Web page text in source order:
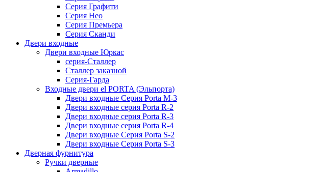
Серия Графити
Серия Нео
Серия Премьера
Серия Сканди
Двери входные
Двери входные Юркас
серия-Сталлер
Сталлер заказной
Серия-Гарда
Входные двери el PORTA (Эльпорта)
Двери входные Серия Porta M-3
Двери входные серия Porta R-2
Двери входные серия Porta R-3
Двери входные серия Porta R-4
Двери входные Серия Porta S-2
Двери входные Серия Porta S-3
Дверная фурнитура
Ручки дверные